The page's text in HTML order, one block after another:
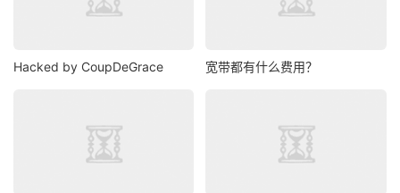
Hacked by CoupDeGrace 宽带都有什么费用？